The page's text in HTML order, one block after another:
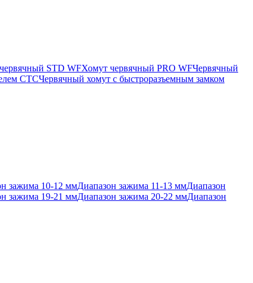
STD WFХомут червячный PRO WFЧервячный
CTCЧервячный хомут с быстроразъемным замком
зажима 10-12 ммДиапазон зажима 11-13 ммДиапазон
зажима 19-21 ммДиапазон зажима 20-22 ммДиапазон